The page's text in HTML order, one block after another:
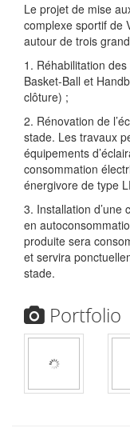
Le projet de mise
complexe sportif de
autour de trois
1. Réhabilitation
Basket-Ball et
clôture) ;
2. Rénovation de
stade. Les travaux
équipements
consommation
énergivore de type
3. Installation d’une
en
produite sera
et servira
stade.
Portfolio